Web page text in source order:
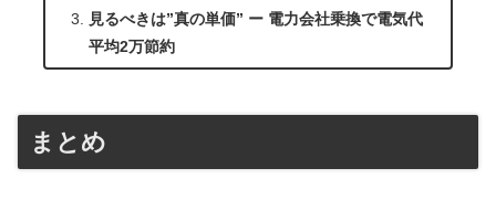
見るべきは”真の単価” ー 電力会社乗換で電気代
平均2万節約
まとめ